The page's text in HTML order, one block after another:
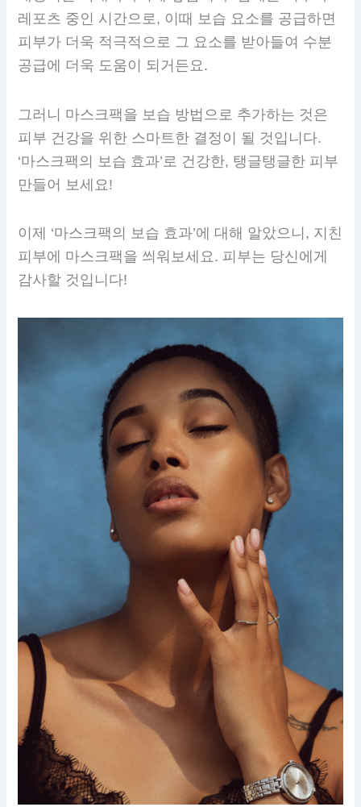
레포츠 중인 시간으로, 이때 보습 요소를 공급하면
피부가 더욱 적극적으로 그 요소를 받아들여 수분
공급에 더욱 도움이 되거든요.
그러니 마스크팩을 보습 방법으로 추가하는 것은
피부 건강을 위한 스마트한 결정이 될 것입니다.
‘마스크팩의 보습 효과’로 건강한, 탱글탱글한 피부
만들어 보세요!
이제 ‘마스크팩의 보습 효과’에 대해 알았으니, 지친
피부에 마스크팩을 씌워보세요. 피부는 당신에게
감사할 것입니다!